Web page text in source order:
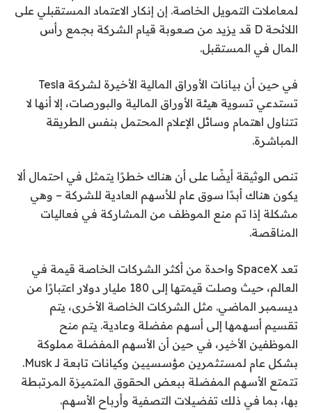
لمعاملات التمويل الخاصة. إن إنكار الاعتماد المستقبلي على
اللائحة D قد يزيد من صعوبة قيام الشركة بجمع رأس
المال في المستقبل.
في حين أن بيانات الأوراق المالية الأخيرة لشركة Tesla
تستدعي تسوية هيئة الأوراق المالية والبورصات، إلا أنها لا
تتناول اهتمام وسائل الإعلام المحتمل بنفس الطريقة
المباشرة.
تنص الوثيقة أيضًا على أن هناك خطرًا يتمثل في احتمال ألا
يكون هناك أبدًا سوق عام للأسهم العادية للشركة – وهي
مشكلة إذا تم منع الموظف من المشاركة في فعاليات
المناقصة.
تعد SpaceX واحدة من أكثر الشركات الخاصة قيمة في
العالم، حيث وصلت قيمتها إلى 180 مليار دولار اعتبارًا من
ديسمبر الماضي. مثل الشركات الخاصة الأخرى، يتم
تقسيم أسهمها إلى أسهم مفضلة وعادية. يتم منح
الموظفين الأخير، في حين أن الأسهم المفضلة مملوكة
بشكل عام لمستثمرين مؤسسيين وكيانات تابعة لـ Musk.
تتمتع الأسهم المفضلة ببعض الحقوق المتميزة المرتبطة
بها، بما في ذلك تفضيلات التصفية وأرباح الأسهم.